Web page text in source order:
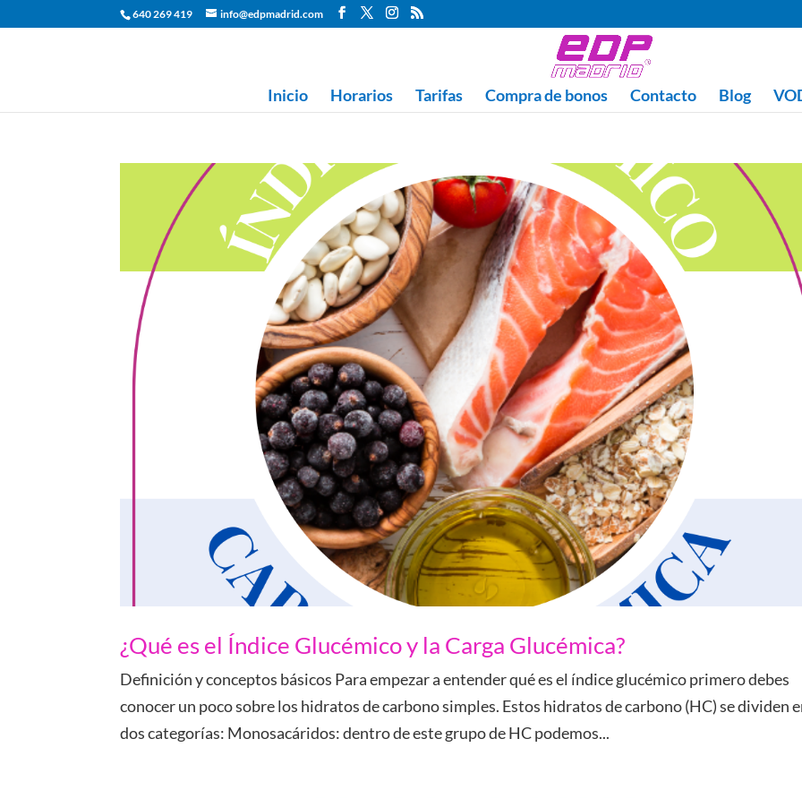
640 269 419 info@edpmadrid.com
Inicio Horarios Tarifas Compra de bonos Contacto Blog
¿Qué es el Índice Glucémico y la Carga Glucémica?
Definición y conceptos básicos Para empezar a entender qué es el índice glucémico primero debes
conocer un poco sobre los hidratos de carbono simples. Estos hidratos de carbono (HC) se dividen
dos categorías: Monosacáridos: dentro de este grupo de HC podemos...